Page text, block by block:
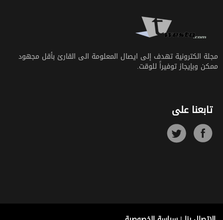
مجلة الكترونية تهدف إلى ايصال المعلومة الى القارئ بأقل مجهود
ممكن وبإيجاز توفيراً للوقت.
تابعنا على